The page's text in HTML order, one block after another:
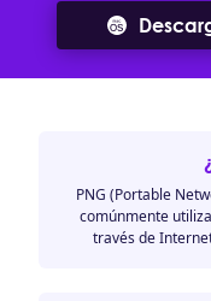
PNG (Portable
comúnmente
través de